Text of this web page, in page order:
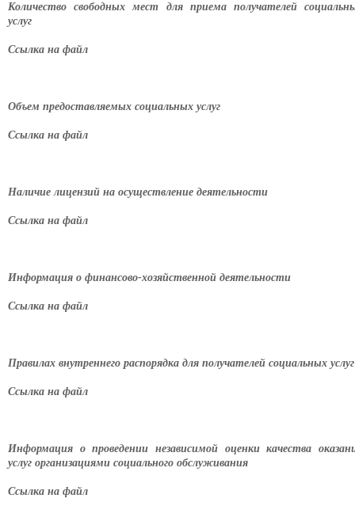
Количество свободных мест для приема получателей
услуг
Ссылка на файл
Объем предоставляемых социальных услуг
Ссылка на файл
Наличие лицензий на осуществление деятельности
Ссылка на файл
Информация о финансово-хозяйственной деятельности
Ссылка на файл
Правилах внутреннего распорядка для получателей социальных услуг
Ссылка на файл
Информация о проведении независимой оценки качества
услуг организациями социального обслуживания
Ссылка на файл